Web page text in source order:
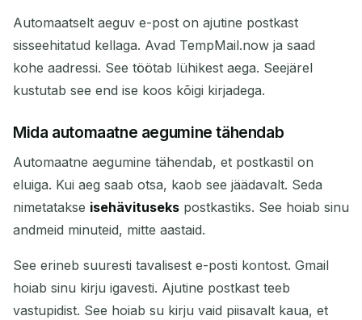
Kopeeri QR
Kustuta valitud Muuda e-posti
Värskenda
Järgmine värskendus toimub
SAATJA TEEMA TEGEVUS
Automaatselt aeguv e-post on ajutine postkast
sisseehitatud kellaga. Avad TempMail.now ja saad
kohe aadressi. See töötab lühikest aega. Seejärel
kustutab see end ise koos kõigi kirjadega.
Mida automaatne aegumine tähendab
Automaatne aegumine tähendab, et postkastil on
eluiga. Kui aeg saab otsa, kaob see jäädavalt. Seda
nimetatakse isehävituseks postkastiks. See hoiab sinu
andmeid minuteid, mitte aastaid.
See erineb suuresti tavalisest e-posti kontost. Gmail
hoiab sinu kirju igavesti. Ajutine postkast teeb
vastupidist. See hoiab su kirju vaid piisavalt kaua, et